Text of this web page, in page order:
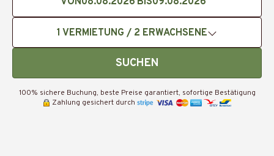
1 VERMIETUNG / 2 ERWACHSENE
SUCHEN
100% sichere Buchung, beste Preise garantiert, sofortige Bestätigung
Zahlung gesichert durch